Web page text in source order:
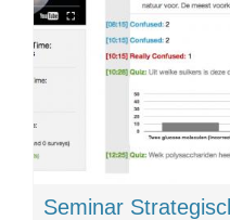
Seminar